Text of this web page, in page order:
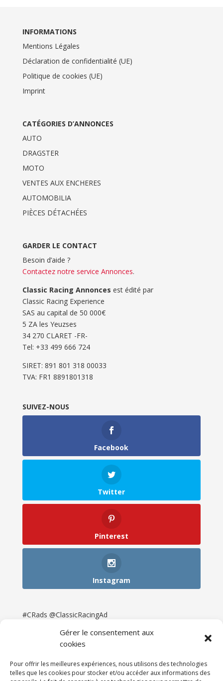
Gérer le consentement aux
cookies
Pour offrir les meilleures expériences, nous utilisons des technologies
telles que les cookies pour stocker et/ou accéder aux informations des
INFORMATIONS
Mentions Légales
Déclaration de confidentialité (UE)
Politique de cookies (UE)
Imprint
CATÉGORIES D’ANNONCES
AUTO
DRAGSTER
MOTO
VENTES AUX ENCHERES
AUTOMOBILIA
PIÈCES DÉTACHÉES
GARDER LE CONTACT
Besoin d’aide ?
Contactez notre service Annonces.
Classic Racing Annonces est édité par
Classic Racing Experience
SAS au capital de 50 000€
5 ZA les Yeuzses
34 270 CLARET -FR-
Tel: ‭+33 499 666 724‬
SIRET: 891 801 318 00033
TVA: FR1 8891801318
SUIVEZ-NOUS
Facebook
Twitter
Pinterest
Instagram
#CRads @ClassicRacingAd